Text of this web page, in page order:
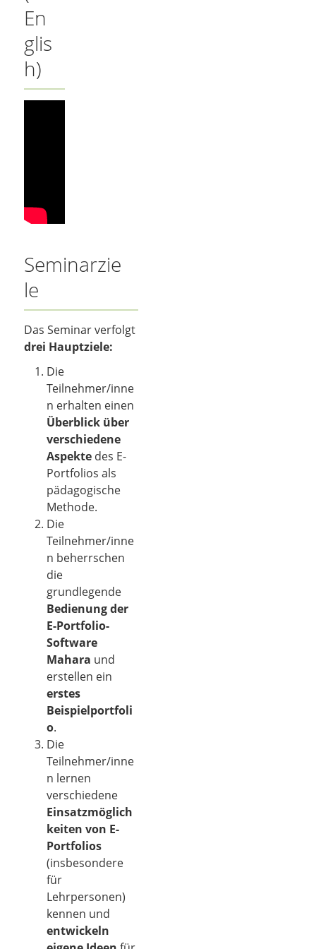
En
glis
h)
Seminarzie
le
Das Seminar verfolgt
drei Hauptziele:
Die
Teilnehmer/inne
n erhalten einen
Überblick über
verschiedene
Aspekte des E-
Portfolios als
pädagogische
Methode.
Die
Teilnehmer/inne
n beherrschen
die
grundlegende
Bedienung der
E-Portfolio-
Software
Mahara und
erstellen ein
erstes
Beispielportfoli
o.
Die
Teilnehmer/inne
n lernen
verschiedene
Einsatzmöglich
keiten von E-
Portfolios
(insbesondere
für
Lehrpersonen)
kennen und
entwickeln